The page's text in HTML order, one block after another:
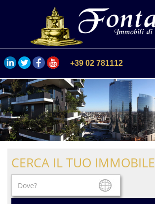
+39 02 781112
CERCA IL TUO IMMOBILE